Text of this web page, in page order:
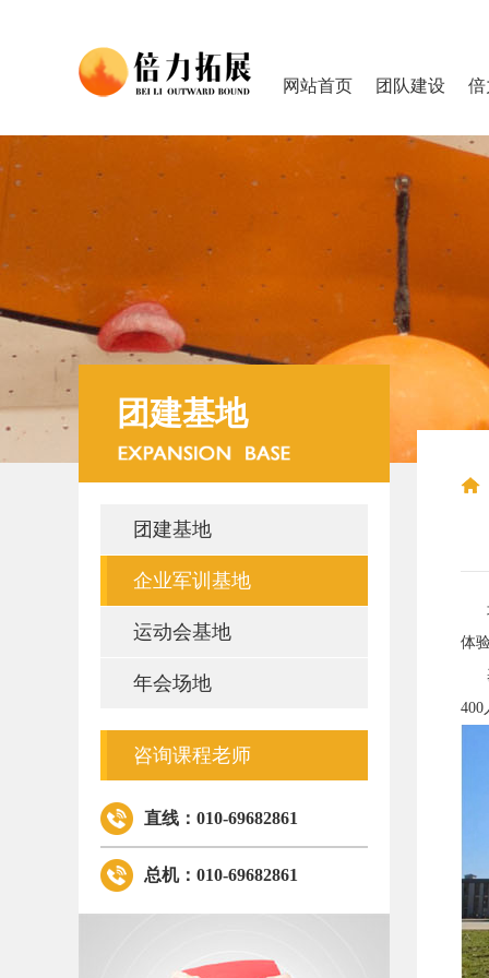
网站首页 团队建设 倍
团建基地
团建基地
企业军训基地
运动会基地
年会场地
咨询课程老师
直线：010-69682861
总机：010-69682861
北
体
基
400